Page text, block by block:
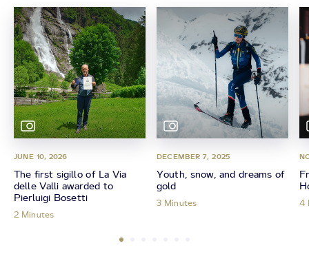
JUNE 10, 2026
The first sigillo of La Via
delle Valli awarded to
Pierluigi Bosetti
2 Minutes
DECEMBER 7, 2025
Youth, snow, and dreams of
gold
3 Minutes 4